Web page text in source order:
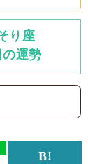
り座
の運勢